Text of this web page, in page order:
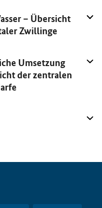
– Übersicht
Zwillinge
Umsetzung
der zentralen